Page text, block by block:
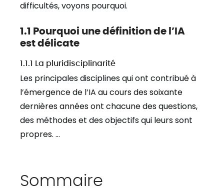
difficultés, voyons pourquoi.
1.1 Pourquoi une définition de l’IA
est délicate
1.1.1 La pluridisciplinarité
Les principales disciplines qui ont contribué à
l’émergence de l’IA au cours des soixante
dernières années ont chacune des questions,
des méthodes et des objectifs qui leurs sont
propres. …
Sommaire